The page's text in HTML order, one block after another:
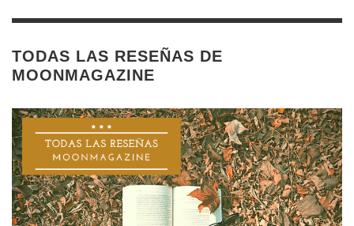
TODAS LAS RESEÑAS DE
MOONMAGAZINE